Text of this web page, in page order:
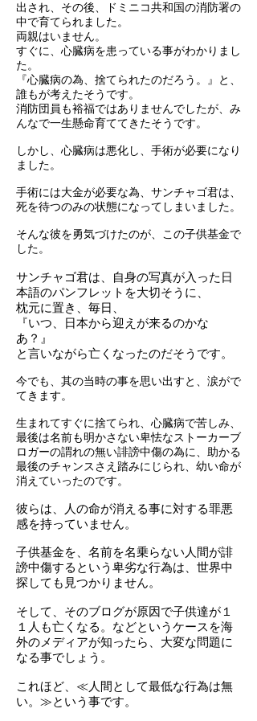
出され、その後、ドミニコ共和国の消防署の
中で育てられました。
両親はいません。
すぐに、心臓病を患っている事がわかりまし
た。
『心臓病の為、捨てられたのだろう。』と、
誰もが考えたそうです。
消防団員も裕福ではありませんでしたが、み
んなで一生懸命育ててきたそうです。
しかし、心臓病は悪化し、手術が必要になり
ました。
手術には大金が必要な為、サンチャゴ君は、
死を待つのみの状態になってしまいました。
そんな彼を勇気づけたのが、この子供基金で
した。
サンチャゴ君は、自身の写真が入った日
本語のパンフレットを大切そうに、
枕元に置き、毎日、
『いつ、日本から迎えが来るのかな
あ？』
と言いながら亡くなったのだそうです。
今でも、其の当時の事を思い出すと、涙がで
てきます。
生まれてすぐに捨てられ、心臓病で苦しみ、
最後は名前も明かさない卑怯なストーカーブ
ロガーの謂れの無い誹謗中傷の為に、助かる
最後のチャンスさえ踏みにじられ、幼い命が
消えていったのです。
彼らは、人の命が消える事に対する罪悪
感を持っていません。
子供基金を、名前を名乗らない人間が誹
謗中傷するという卑劣な行為は、世界中
探しても見つかりません。
そして、そのブログが原因で子供達が１
１人も亡くなる。などというケースを海
外のメディアが知ったら、大変な問題に
なる事でしょう。
これほど、≪人間として最低な行為は無
い。≫という事です。